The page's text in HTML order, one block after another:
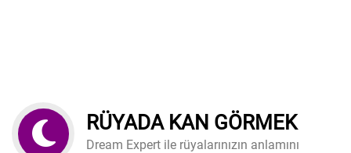
RÜYADA KAN GÖRMEK
Dream Expert ile rüyalarınızın anlamını